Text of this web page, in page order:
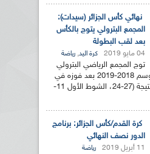
نهائي كأس الجزائر (سيدات):
المجمع البترولي يتوج بالكأس
بعد لقب البطولة
04 مايو 2019 كرة اليد, رياضة
توج المجمع الرياضي البترولي
بكأس الجزائر لكرة اليد لموسم 2018-2019 بعد فوزه في
النهائي على نادي الابيار بنتيجة (27-24، الشوط الأول 11-
كرة القدم/كأس الجزائر: برنامج
الدور نصف النهائي
11 أبريل 2019 رياضة